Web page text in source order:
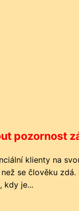
pozornost
klienty na
se člověku zdá.
kdy je...